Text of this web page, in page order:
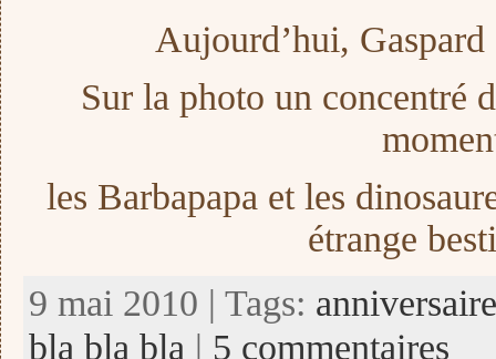
Aujourd’hui,
Sur la photo un concentré
les Barbapapa et les
étrange
9 mai 2010 | Tags: anniversaire
bla bla bla | 5 commentaires